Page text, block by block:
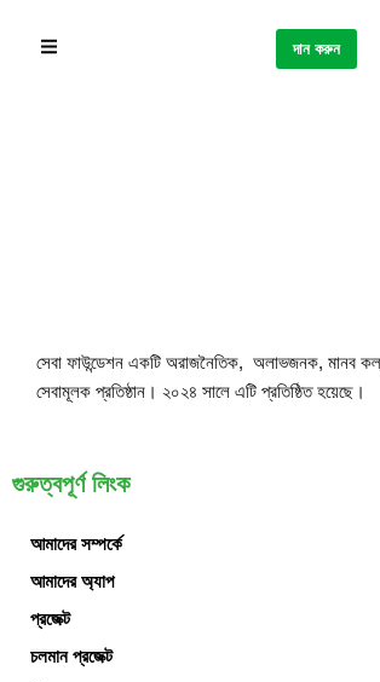
দান করুন
সেবা ফাউন্ডেশন একটি অরাজনৈতিক, অলাভজনক, মানব
সেবামূলক প্রতিষ্ঠান। ২০২৪ সালে এটি প্রতিষ্ঠিত হয়েছে।
গুরুত্বপূর্ণ লিংক
আমাদের সম্পর্কে
আমাদের অ্যাপ
প্রজেক্ট
চলমান প্রজেক্ট